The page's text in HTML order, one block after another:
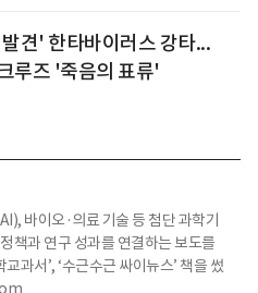
견' 한타바이러스 강타...
루즈 '죽음의 표류'
바이오·의료 기술 등 첨단 과학기
책과 연구 성과를 연결하는 보도를
과서’, ‘수근수근 싸이뉴스’ 책을 썼